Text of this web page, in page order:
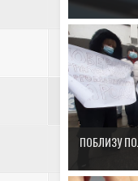
ПОБЛИЗУ